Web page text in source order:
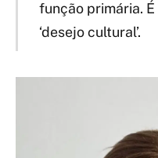
função primária.
‘desejo cultural’.